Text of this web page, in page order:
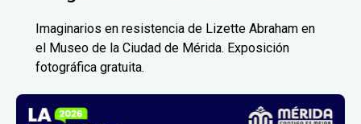
Imaginarios en resistencia de Lizette Abraham en
el Museo de la Ciudad de Mérida. Exposición
fotográfica gratuita.